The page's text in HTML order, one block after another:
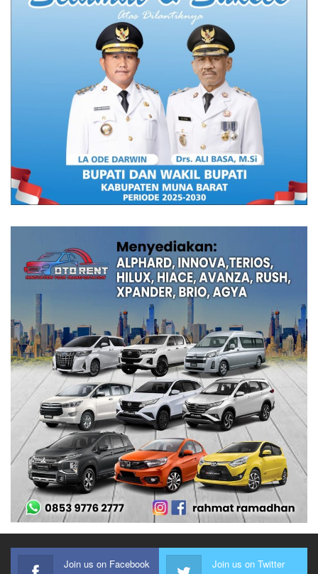
Join us on Facebook Join us on Twitter